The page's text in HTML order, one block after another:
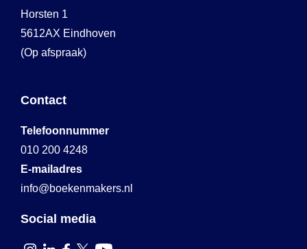
Horsten 1
5612AX Eindhoven
(Op afspraak)
Contact
Telefoonnummer
010 200 4248
E-mailadres
info@boekenmakers.nl
Social media